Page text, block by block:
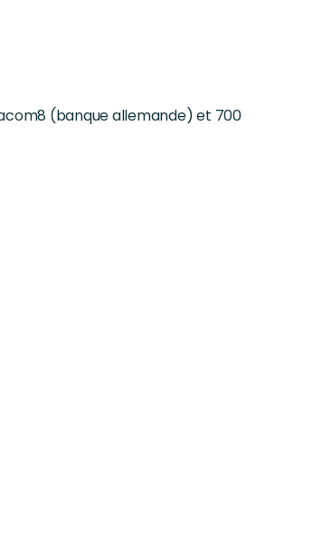
(banque allemande) et 700